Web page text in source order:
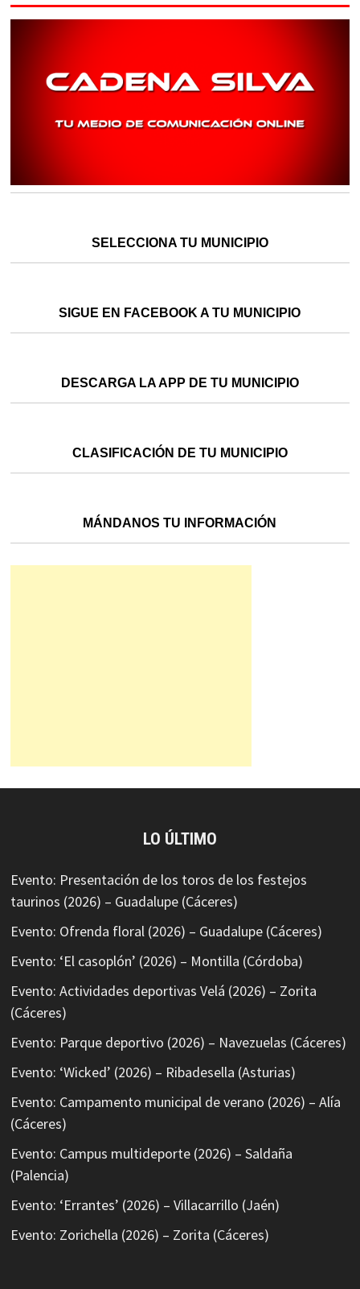
SELECCIONA TU MUNICIPIO
SIGUE EN FACEBOOK A TU MUNICIPIO
DESCARGA LA APP DE TU MUNICIPIO
CLASIFICACIÓN DE TU MUNICIPIO
MÁNDANOS TU INFORMACIÓN
LO ÚLTIMO
Evento: Presentación de los toros de los festejos
taurinos (2026) – Guadalupe (Cáceres)
Evento: Ofrenda floral (2026) – Guadalupe (Cáceres)
Evento: ‘El casoplón’ (2026) – Montilla (Córdoba)
Evento: Actividades deportivas Velá (2026) – Zorita
(Cáceres)
Evento: Parque deportivo (2026) – Navezuelas (Cáceres)
Evento: ‘Wicked’ (2026) – Ribadesella (Asturias)
Evento: Campamento municipal de verano (2026) – Alía
(Cáceres)
Evento: Campus multideporte (2026) – Saldaña
(Palencia)
Evento: ‘Errantes’ (2026) – Villacarrillo (Jaén)
Evento: Zorichella (2026) – Zorita (Cáceres)